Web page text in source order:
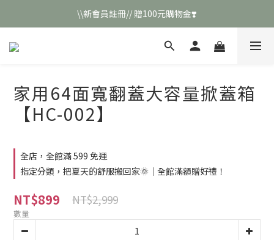
\\新會員註冊// 贈100元購物金❣️
\\新會員註冊// 贈100元購物金❣️
LINE好友招募\\ 回答數字 領取50元折扣碼 //
家用64面寬翻蓋大容量掀蓋箱
【HC-002】
全店，全館滿 599 免運
指定分類，把夏天的舒服搬回家🌞｜全館滿額贈好禮！
NT$899 NT$2,999
數量